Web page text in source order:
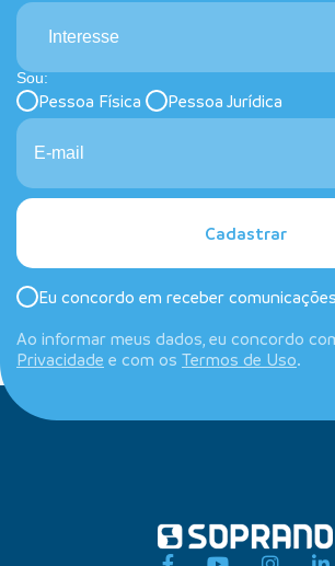
Interesse
Sou:
Pessoa Física Pessoa Jurídica
Cadastrar
Eu concordo em receber
Ao informar meus dados, eu concordo
Privacidade e com os Termos de Uso.